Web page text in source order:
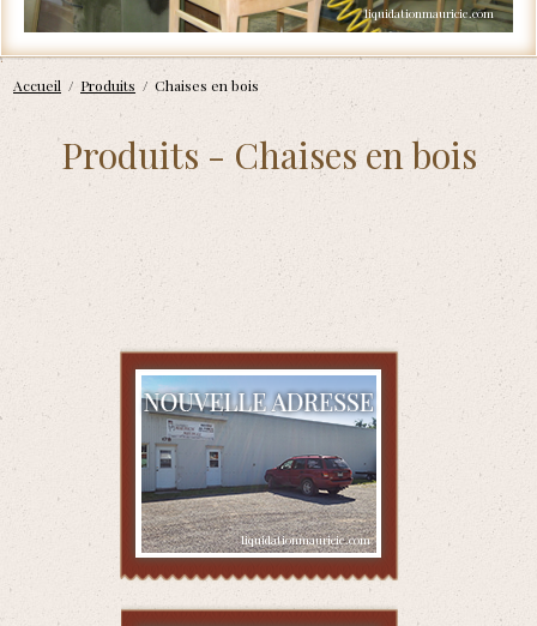
Accueil / Produits / Chaises en bois
Produits - Chaises en bois